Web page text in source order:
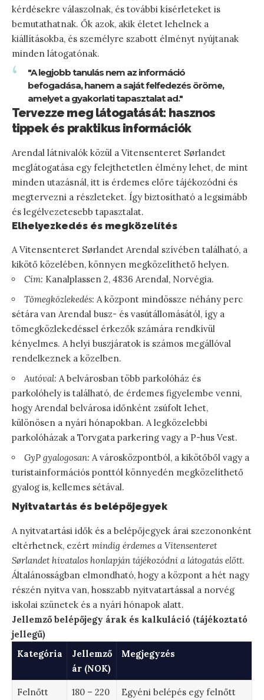
kérdésekre válaszolnak, és további kísérleteket is
bemutathatnak. Ők azok, akik életet lehelnek a
kiállításokba, és személyre szabott élményt nyújtanak
minden látogatónak.
"A legjobb tanulás nem az információ
befogadása, hanem a saját felfedezés öröme,
amelyet a gyakorlati tapasztalat ad."
Tervezze meg látogatását: hasznos
tippek és praktikus információk
Arendal látnivalók közül a Vitensenteret Sørlandet
meglátogatása egy felejthetetlen élmény lehet, de mint
minden utazásnál, itt is érdemes előre tájékozódni és
megtervezni a részleteket. Így biztosítható a legsimább
és legélvezetesebb tapasztalat.
Elhelyezkedés és megközelítés
A Vitensenteret Sørlandet Arendal szívében található, a
kikötő közelében, könnyen megközelíthető helyen.
Cím: Kanalplassen 2, 4836 Arendal, Norvégia.
Tömegközlekedés: A központ mindössze néhány perc
sétára van Arendal busz- és vasútállomásától, így a
tömegközlekedéssel érkezők számára rendkívül
kényelmes. A helyi buszjáratok is számos megállóval
rendelkeznek a közelben.
Autóval: A belvárosban több parkolóház és
parkolóhely is található, de érdemes figyelembe venni,
hogy Arendal belvárosa időnként zsúfolt lehet,
különösen a nyári hónapokban. A legközelebbi
parkolóházak a Torvgata parkering vagy a P-hus Vest.
GyP gyalogosan: A városközpontból, a kikötőből vagy a
turistainformációs ponttól könnyedén megközelíthető
gyalog is, kellemes sétával.
Nyitvatartás és belépőjegyek
A nyitvatartási idők és a belépőjegyek árai szezononként
eltérhetnek, ezért mindig érdemes a Vitensenteret
Sørlandet hivatalos honlapján tájékozódni a látogatás előtt.
Általánosságban elmondható, hogy a központ a hét nagy
részén nyitva van, hosszabb nyitvatartással a norvég
iskolai szünetek és a nyári hónapok alatt.
Jellemző belépőjegy árak és kalkuláció (tájékoztató
jellegű)
Kategória
Jellemző
ár (NOK)
Megjegyzés
Felnőtt 180 – 220 Egyéni belépés egy felnőtt